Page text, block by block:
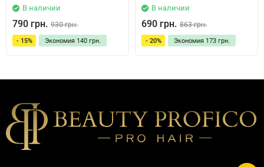
В наличии
790 грн. 930 грн.
- 15% Экономия 140 грн.
В наличии
690 грн. 863 грн.
- 20% Экономия 173 грн.